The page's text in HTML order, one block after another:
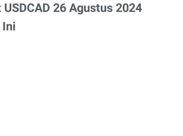
26 Agustus 2024
Ini